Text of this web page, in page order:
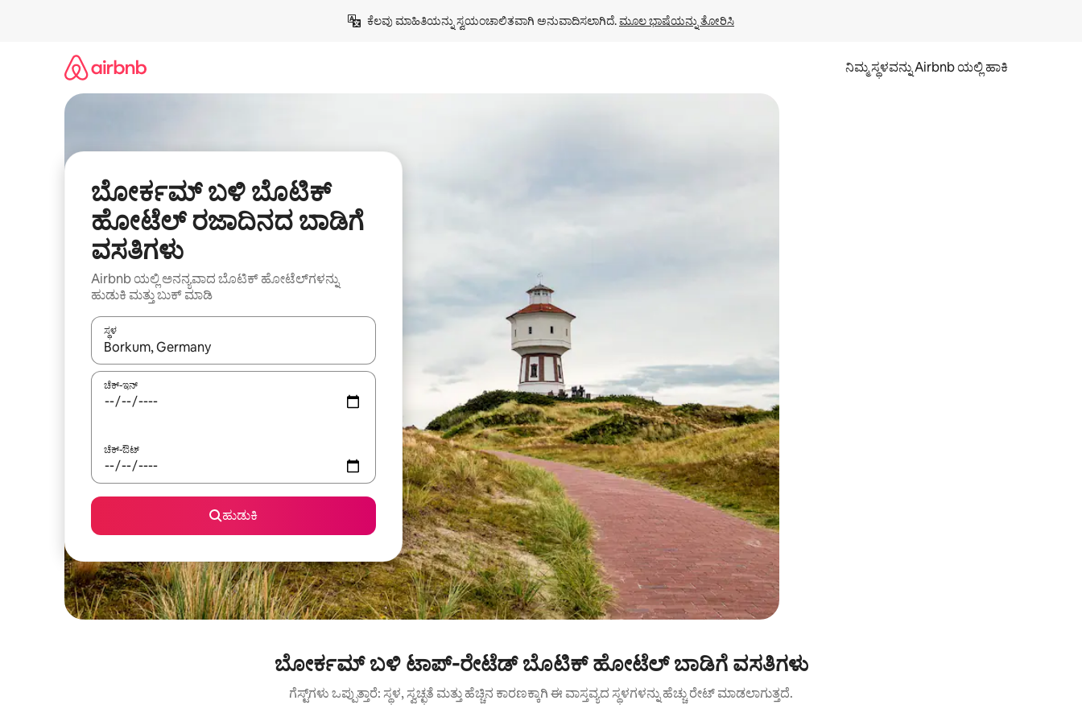
ಕೆಲವು ಮಾಹಿತಿಯನ್ನು ಸ್ವಯಂಚಾಲಿತವಾಗಿ ಅನುವಾದಿಸಲಾಗಿದೆ. ಮೂಲ ಭಾಷೆಯನ್ನು ತೋರಿಸಿ
ನಿಮ್ಮ ಸ್ಥಳವನ್ನು Airbnb ಯಲ್ಲಿ ಹಾಕಿ
ಬೋರ್ಕಮ್ ಬಳಿ ಬೊಟಿಕ್
ಹೋಟೆಲ್ ರಜಾದಿನದ ಬಾಡಿಗೆ
ವಸತಿಗಳು
Airbnb ಯಲ್ಲಿ ಅನನ್ಯವಾದ ಬೊಟಿಕ್ ಹೋಟೆಲ್‌ಗಳನ್ನು
ಹುಡುಕಿ ಮತ್ತು ಬುಕ್ ಮಾಡಿ
ಸ್ಥಳ
ಫಲಿತಾಂಶಗಳು ಲಭ್ಯವಿರುವಾಗ, ಅಪ್ ಮತ್ತು ಡೌನ್ ಬಾಣದ ಕೀಲಿಗಳೊಂದಿಗೆ ನ್ಯಾವಿಗೇಟ್ ಮಾಡಿ ಅಥವಾ ಸ್ಪರ್ಶ ಅಥವಾ ಸ್ವೈಪ್ ಗೆಸ್ಚರ್‌ಗಳ ಮೂಲಕ ಅನ್ವೇಷಿಸಿ.
ಚೆಕ್-ಇನ್
ಚೆಕ್-ಔಟ್
ಹುಡುಕಿ
ಬೋರ್ಕಮ್ ಬಳಿ ಟಾಪ್-ರೇಟೆಡ್ ಬೊಟಿಕ್ ಹೋಟೆಲ್ ಬಾಡಿಗೆ ವಸತಿಗಳು
ಗೆಸ್ಟ್‌ಗಳು ಒಪ್ಪುತ್ತಾರೆ: ಸ್ಥಳ, ಸ್ವಚ್ಛತೆ ಮತ್ತು ಹೆಚ್ಚಿನ ಕಾರಣಕ್ಕಾಗಿ ಈ ವಾಸ್ತವ್ಯದ ಸ್ಥಳಗಳನ್ನು ಹೆಚ್ಚು ರೇಟ್ ಮಾಡಲಾಗುತ್ತದೆ.